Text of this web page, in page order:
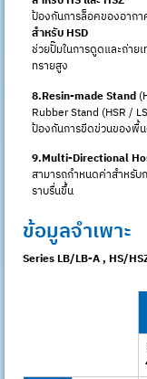
ป้องกันการล็อคของอาก
สำหรับ HSD
ช่วยปั๊มในการดูดและถ่าย
ทรายสูง
8.Resin-made Stand
Rubber Stand (HSR /
ป้องกันการขีดข่วนของพื้
9.Multi-Directional
สามารถกำหนดค่าสำหรับ
ราบรื่นขึ้น
ข้อมูลจำเพาะ
Series LB/LB-A , HS/